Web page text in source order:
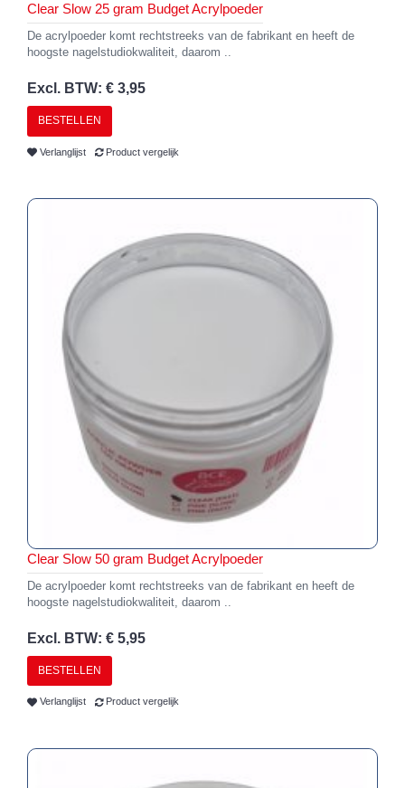
Clear Slow 25 gram Budget Acrylpoeder
De acrylpoeder komt rechtstreeks van de fabrikant en heeft de
hoogste nagelstudiokwaliteit, daarom ..
Excl. BTW: € 3,95
BESTELLEN
Verlanglijst Product vergelijk
Clear Slow 50 gram Budget Acrylpoeder
De acrylpoeder komt rechtstreeks van de fabrikant en heeft de
hoogste nagelstudiokwaliteit, daarom ..
Excl. BTW: € 5,95
BESTELLEN
Verlanglijst Product vergelijk